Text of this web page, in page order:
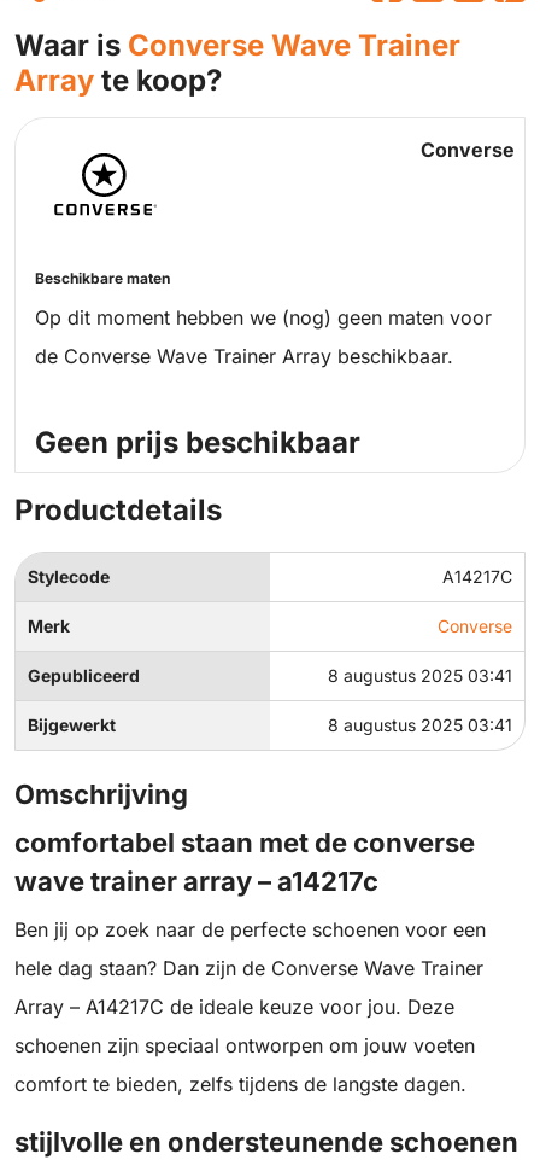
Waar is Converse Wave Trainer
Array te koop?
Converse
Beschikbare maten
Op dit moment hebben we (nog) geen maten voor
de Converse Wave Trainer Array beschikbaar.
Geen prijs beschikbaar
Productdetails
Stylecode A14217C
Merk Converse
Gepubliceerd 8 augustus 2025 03:41
Bijgewerkt 8 augustus 2025 03:41
Omschrijving
comfortabel staan met de converse
wave trainer array – a14217c
Ben jij op zoek naar de perfecte schoenen voor een
hele dag staan? Dan zijn de Converse Wave Trainer
Array – A14217C de ideale keuze voor jou. Deze
schoenen zijn speciaal ontworpen om jouw voeten
comfort te bieden, zelfs tijdens de langste dagen.
stijlvolle en ondersteunende schoenen